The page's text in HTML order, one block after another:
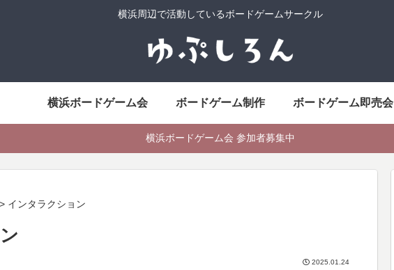
横浜周辺で活動しているボードゲームサークル
横浜ボードゲーム会 ボードゲーム制作 ボードゲーム即売会
横浜ボードゲーム会 参加者募集中
> インタラクション
2025.01.24